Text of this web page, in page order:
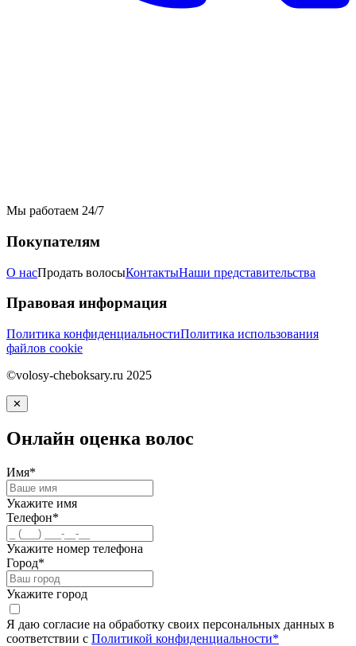
Мы работаем 24/7
Покупателям
О насПродать волосыКонтактыНаши представительства
Правовая информация
Политика конфиденциальностиПолитика использования
файлов cookie
©volosy-cheboksary.ru 2025
✕
Онлайн оценка волос
Имя*
Укажите имя
Телефон*
Укажите номер телефона
Город*
Укажите город
Я даю согласие на обработку своих персональных данных в
соответствии с Политикой конфиденциальности*